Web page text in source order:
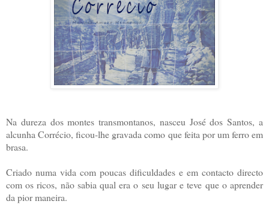
Na dureza dos montes transmontanos, nasceu José dos Santos, a
alcunha Corrécio, ficou-lhe gravada como que feita por um ferro em
brasa.
Criado numa vida com poucas dificuldades e em contacto directo
com os ricos, não sabia qual era o seu lugar e teve que o aprender
da pior maneira.